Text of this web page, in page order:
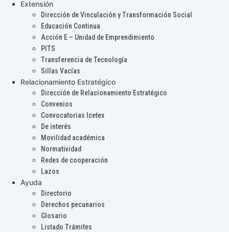
Extensión
Dirección de Vinculación y Transformación Social
Educación Continua
Acción E – Unidad de Emprendimiento
PITS
Transferencia de Tecnología
Sillas Vacías
Relacionamiento Estratégico
Dirección de Relacionamiento Estratégico
Convenios
Convocatorias Icetex
De interés
Movilidad académica
Normatividad
Redes de cooperación
Lazos
Ayuda
Directorio
Derechos pecunarios
Glosario
Listado Trámites